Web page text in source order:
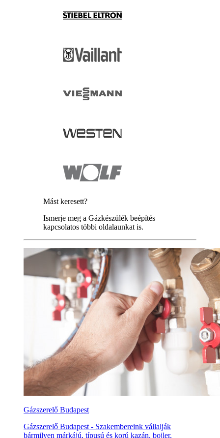
Mást keresett?
Ismerje meg a Gázkészülék beépítés
kapcsolatos többi oldalaunkat is.
Gázszerelő Budapest
Gázszerelő Budapest - Szakembereink vállalják
bármilyen márkájú, típusú és korú kazán, bojler,